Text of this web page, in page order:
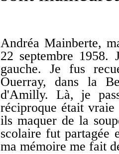
Andréa Mainberte,
22 septembre
gauche. Je fus
Ouerray, dans la
d'Amilly. Là, je
réciproque était vraie
ils maquer de la
scolaire fut
ma mémoire me fait